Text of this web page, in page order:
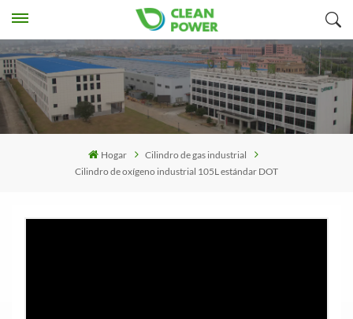
Hogar
Cilindro de gas industrial
Cilindro de oxígeno industrial 105L estándar DOT